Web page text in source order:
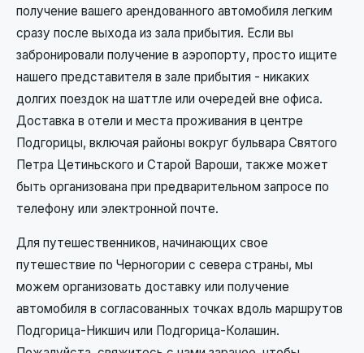
получение вашего арендованного автомобиля легким
сразу после выхода из зала прибытия. Если вы
забронировали получение в аэропорту, просто ищите
нашего представителя в зале прибытия - никаких
долгих поездок на шаттле или очередей вне офиса.
Доставка в отели и места проживания в центре
Подгорицы, включая районы вокруг бульвара Святого
Петра Цетиньского и Старой Вароши, также может
быть организована при предварительном запросе по
телефону или электронной почте.
Для путешественников, начинающих свое
путешествие по Черногории с севера страны, мы
можем организовать доставку или получение
автомобиля в согласованных точках вдоль маршрутов
Подгорица-Никшич или Подгорица-Колашин.